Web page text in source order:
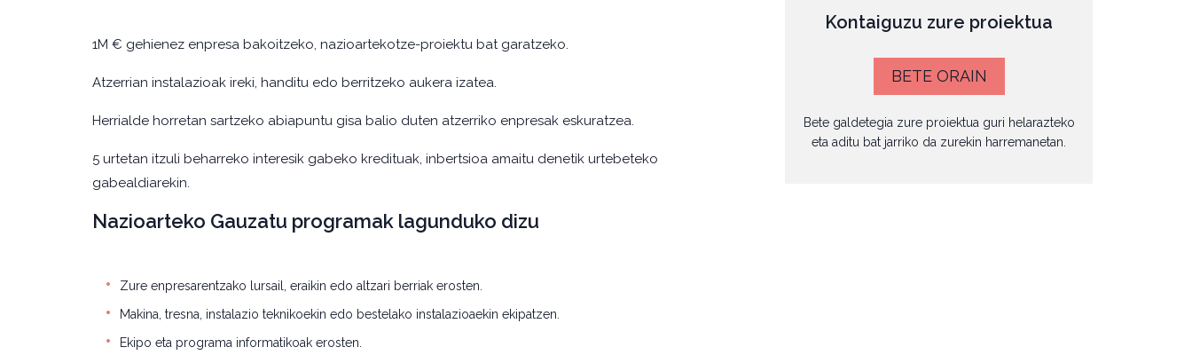
1M € gehienez enpresa bakoitzeko, nazioartekotze-proiektu bat garatzeko.
Atzerrian instalazioak ireki, handitu edo berritzeko aukera izatea.
Herrialde horretan sartzeko abiapuntu gisa balio duten atzerriko enpresak eskuratzea.
5 urtetan itzuli beharreko interesik gabeko kredituak, inbertsioa amaitu denetik urtebeteko
gabealdiarekin.
Nazioarteko Gauzatu programak lagunduko dizu
Zure enpresarentzako lursail, eraikin edo altzari berriak erosten.
Makina, tresna, instalazio teknikoekin edo bestelako instalazioaekin ekipatzen.
Ekipo eta programa informatikoak erosten.
Kontaiguzu zure proiektua
BETE ORAIN
Bete galdetegia zure proiektua guri helarazteko
eta aditu bat jarriko da zurekin harremanetan.